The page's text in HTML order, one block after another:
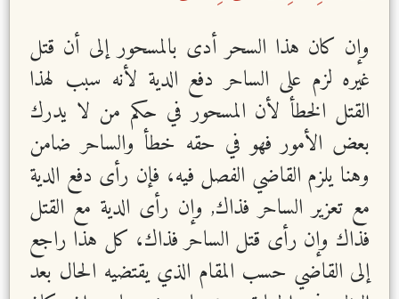
وإن كان هذا السحر أدى بالمسحور إلى أن قتل
غيره لزم على الساحر دفع الدية لأنه سبب لهذا
القتل الخطأ لأن المسحور في حكم من لا يدرك
بعض الأمور فهو في حقه خطأ والساحر ضامن
وهنا يلزم القاضي الفصل فيه، فإن رأى دفع الدية
مع تعزير الساحر فذاك, وإن رأى الدية مع القتل
فذاك وإن رأى قتل الساحر فذاك، كل هذا راجع
إلى القاضي حسب المقام الذي يقتضيه الحال بعد